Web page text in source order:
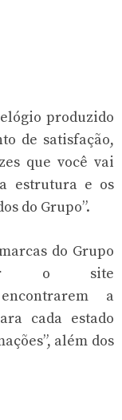
produzido
de satisfação,
que você vai
estrutura e os
do Grupo”.
do Grupo
o site
a
cada estado
além dos